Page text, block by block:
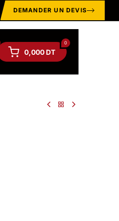
STOCK & SHOWROOM À
DEMANDER UN DEVIS
0
0,000DT